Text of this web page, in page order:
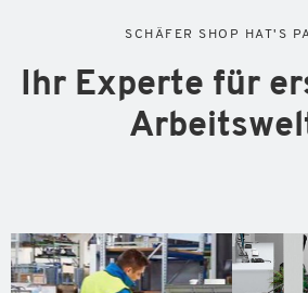
SCHÄFER SHOP HAT'S
Ihr Experte für